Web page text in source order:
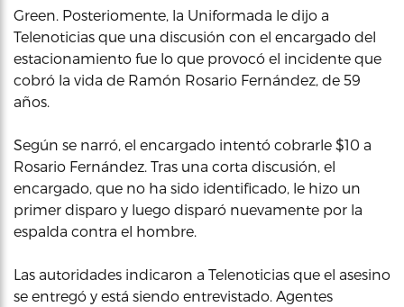
Green. Posteriomente, la Uniformada le dijo a
Telenoticias que una discusión con el encargado del
estacionamiento fue lo que provocó el incidente que
cobró la vida de Ramón Rosario Fernández, de 59
años.
Según se narró, el encargado intentó cobrarle $10 a
Rosario Fernández. Tras una corta discusión, el
encargado, que no ha sido identificado, le hizo un
primer disparo y luego disparó nuevamente por la
espalda contra el hombre.
Las autoridades indicaron a Telenoticias que el asesino
se entregó y está siendo entrevistado. Agentes